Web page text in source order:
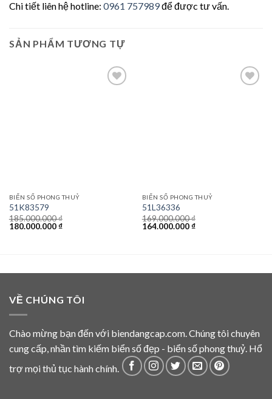
Chi tiết liên hệ hotline: 0961 757989để được tư vấn.
SẢN PHẨM TƯƠNG TỰ
BIỂN SỐ PHONG THUỶ
51K83579
185.000.000₫
Giá
180.000.000₫Giá
BIỂN SỐ PHONG THUỶ
51L36336
169.000.000₫
Giá
164.000.000₫Giá
VỀ CHÚNG TÔI
Chào mừng bạn đến với biendangcap.com. Chúng tôi chuyên
cung cấp, nhần tìm kiếm biển số đẹp - biển số phong thuỷ. Hổ
trợ mọi thủ tục hành chính.